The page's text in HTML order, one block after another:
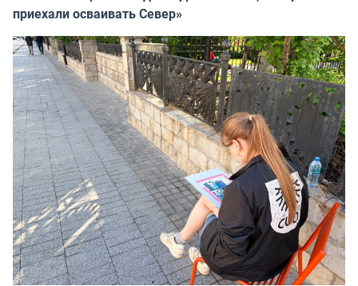
приехали осваивать Север»